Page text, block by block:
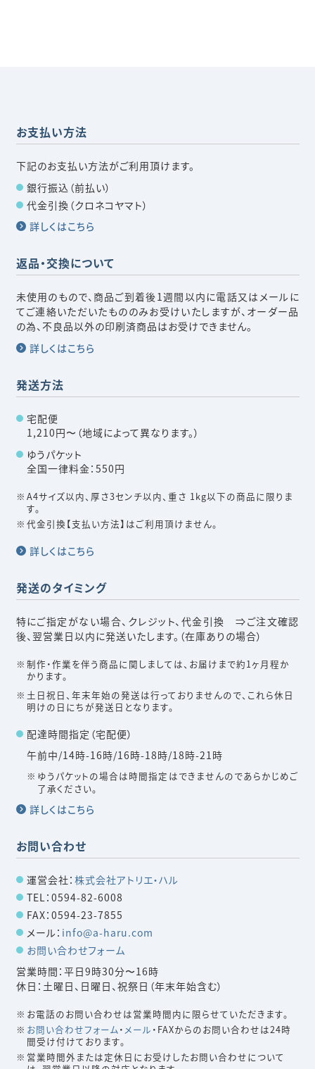
お支払い方法
下記のお支払い方法がご利用頂けます。
銀行振込（前払い）
代金引換（クロネコヤマト）
詳しくはこちら
返品・交換について
未使用のもので、商品ご到着後1週間以内に電話又はメールに
てご連絡いただいたもののみお受けいたしますが、オーダー品
の為、不良品以外の印刷済商品はお受けできません。
詳しくはこちら
発送方法
宅配便
1,210円〜（地域によって異なります。）
ゆうパケット
全国一律料金：550円
A4サイズ以内、厚さ3センチ以内、重さ 1kg以下の商品に限りま
す。
代金引換【支払い方法】はご利用頂けません。
詳しくはこちら
発送のタイミング
特にご指定がない場合、クレジット、代金引換 ⇒ご注文確認
後、翌営業日以内に発送いたします。（在庫ありの場合）
制作・作業を伴う商品に関しましては、お届けまで約1ヶ月程か
かります。
土日祝日、年末年始の発送は行っておりませんので、これら休日
明けの日にちが発送日となります。
配達時間指定（宅配便）
午前中/14時-16時/16時-18時/18時-21時
ゆうパケットの場合は時間指定はできませんのであらかじめご
了承ください。
詳しくはこちら
お問い合わせ
運営会社： 株式会社アトリエ・ハル
TEL：0594-82-6008
FAX：0594-23-7855
メール： info@a-haru.com
お問い合わせフォーム
営業時間：平日9時30分〜16時
休日：土曜日、日曜日、祝祭日（年末年始含む）
お電話のお問い合わせは営業時間内に限らせていただきます。
お問い合わせフォーム・ メール ・FAXからのお問い合わせは24時
間受け付けております。
営業時間外または定休日にお受けしたお問い合わせについて